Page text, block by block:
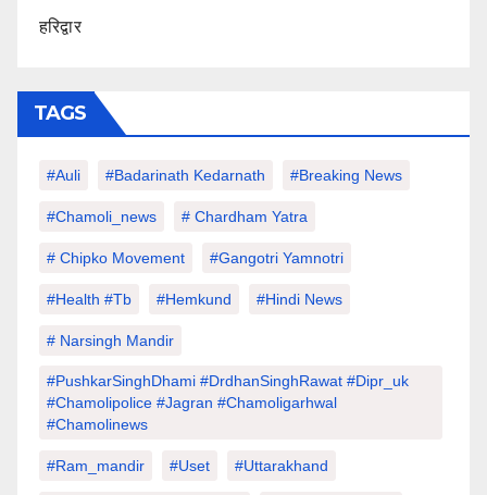
हरिद्वार
TAGS
#auli #Badarinath Kedarnath #Breaking News
#chamoli_news # Chardham Yatra
# Chipko Movement #Gangotri Yamnotri
#Health #tb #hemkund #hindi News
# Narsingh Mandir
#PushkarSinghDhami #drdhanSinghRawat #dipr_uk
#chamolipolice #Jagran #chamoligarhwal
#chamolinews
#Ram_mandir #uset #uttarakhand